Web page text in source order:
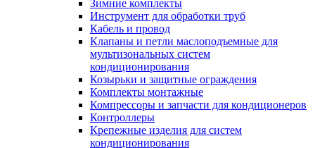
Зимние комплекты
Инструмент для обработки труб
Кабель и провод
Клапаны и петли маслоподъемные для
мультизональных систем
кондиционирования
Козырьки и защитные ограждения
Комплекты монтажные
Компрессоры и запчасти для кондиционеров
Контроллеры
Крепежные изделия для систем
кондиционирования